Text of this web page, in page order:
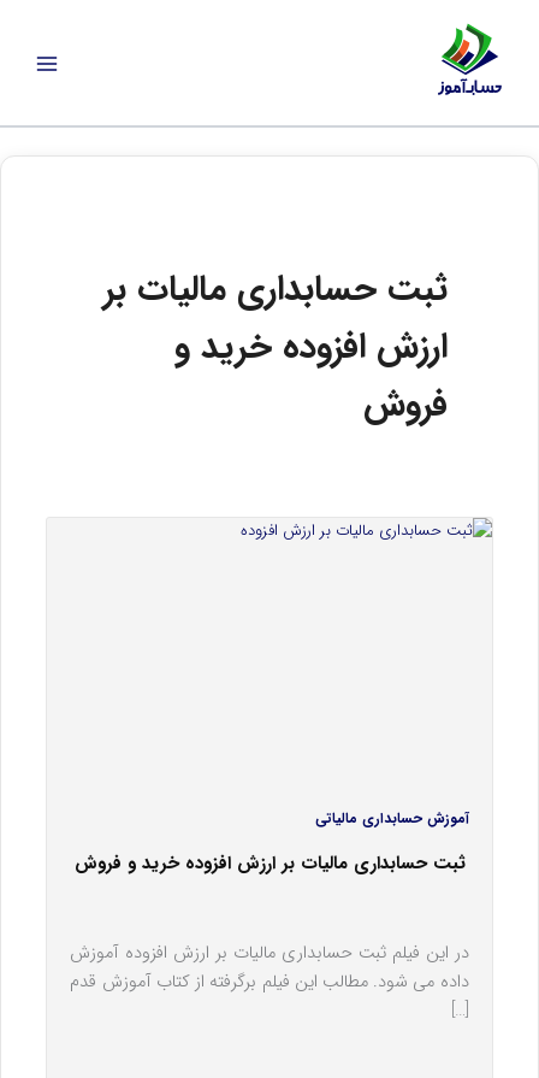
ثبت حسابداری مالیات بر
ارزش افزوده خرید و
فروش
آموزش حسابداری مالیاتی
ثبت حسابداری مالیات بر ارزش افزوده خرید و فروش
در این فیلم ثبت حسابداری مالیات بر ارزش افزوده آموزش
داده می شود. مطالب این فیلم برگرفته از کتاب آموزش قدم
[…]